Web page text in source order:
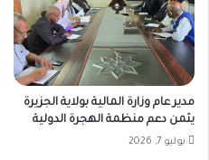
مدير عام وزارة المالية بولاية الجزيرة
يثمن دعم منظمة الهجرة الدولية
يوليو 7, 2026